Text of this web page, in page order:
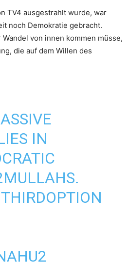
TV4 ausgestrahlt wurde, war
noch Demokratie gebracht.
von innen kommen müsse,
die auf dem Willen des
IN
.